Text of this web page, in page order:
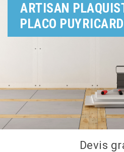
ARTISAN
PLACO
Devis